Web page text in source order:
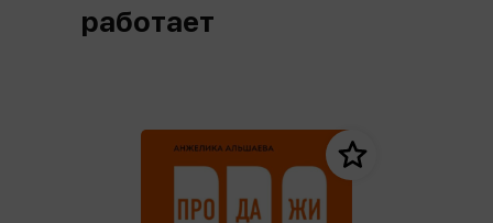
работает